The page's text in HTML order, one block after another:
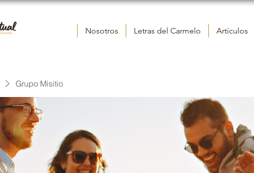
Nosotros Letras del Carmelo Artículos
Grupo Misitio